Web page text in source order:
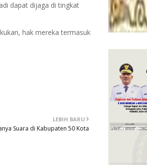
dapat dijaga di tingkat
hak mereka termasuk
LEBIH BARU
Suara di Kabupaten 50 Kota